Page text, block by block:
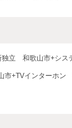
立 和歌山市+シス
市+TVインターホン